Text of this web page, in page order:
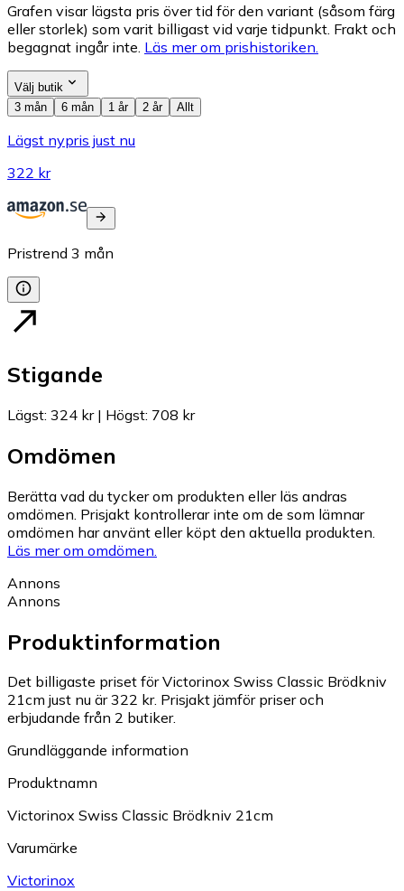
Grafen visar lägsta pris över tid för den variant (såsom färg
eller storlek) som varit billigast vid varje tidpunkt. Frakt och
begagnat ingår inte. Läs mer om prishistoriken.
Välj butik
3 mån
6 mån 1 år 2 år Allt
Lägst nypris just nu
322 kr
Pristrend 3 mån
Stigande
Lägst: 324 kr| Högst: 708 kr
Omdömen
Berätta vad du tycker om produkten eller läs andras
omdömen. Prisjakt kontrollerar inte om de som lämnar
omdömen har använt eller köpt den aktuella produkten.
Läs mer om omdömen.
Annons
Annons
Produktinformation
Det billigaste priset för Victorinox Swiss Classic Brödkniv
21cm just nu är 322 kr. Prisjakt jämför priser och
erbjudande från 2 butiker.
Grundläggande information
Produktnamn
Victorinox Swiss Classic Brödkniv 21cm
Varumärke
Victorinox